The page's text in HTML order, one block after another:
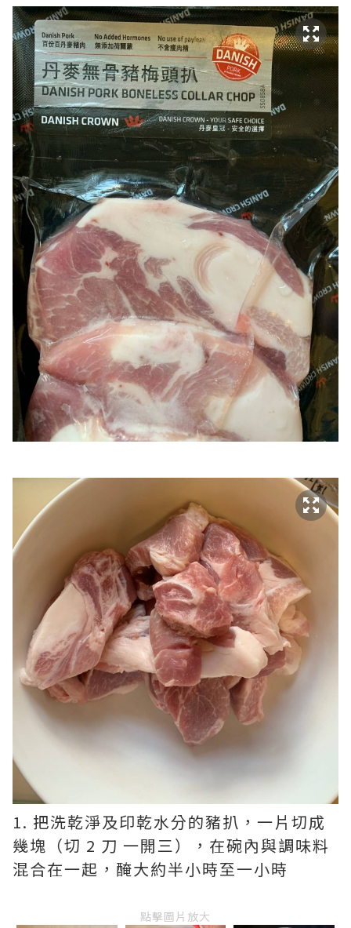
1. 把洗乾淨及印乾水分的豬扒，一片切成
幾塊（切 2 刀 一開三），在碗內與調味料
混合在一起，醃大約半小時至一小時
點擊圖片放大